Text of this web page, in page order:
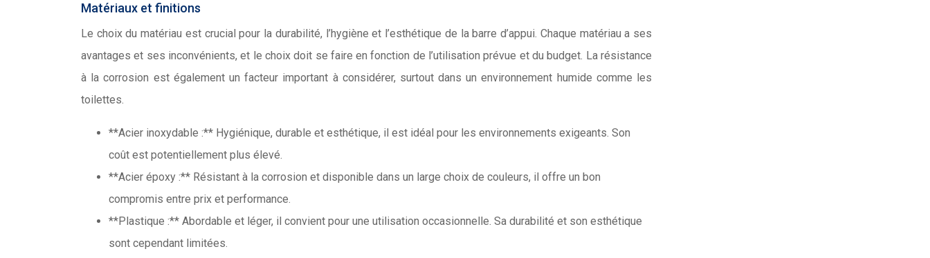
Matériaux et finitions
Le choix du matériau est crucial pour la durabilité, l’hygiène et l’esthétique de la barre d’appui. Chaque matériau a ses
avantages et ses inconvénients, et le choix doit se faire en fonction de l’utilisation prévue et du budget. La résistance
à la corrosion est également un facteur important à considérer, surtout dans un environnement humide comme les
toilettes.
**Acier inoxydable :** Hygiénique, durable et esthétique, il est idéal pour les environnements exigeants. Son
coût est potentiellement plus élevé.
**Acier époxy :** Résistant à la corrosion et disponible dans un large choix de couleurs, il offre un bon
compromis entre prix et performance.
**Plastique :** Abordable et léger, il convient pour une utilisation occasionnelle. Sa durabilité et son esthétique
sont cependant limitées.